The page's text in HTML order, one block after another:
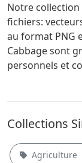
Notre
fichiers:
au format PNG
Cabbage sont
personnels et
Collections
Agriculture